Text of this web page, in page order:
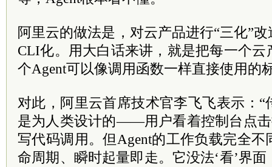
阿里云的做法是，对云产品进行“三化”
CLI化。用大白话来讲，就是把每一个
个Agent可以像调用函数一样直接使用的
对此，阿里云首席技术官李飞飞表示：
是为人类设计的——用户看着控制台点
写代码调用。但Agent的工作负载完全
命周期、瞬时起量即走。它没法‘看’界